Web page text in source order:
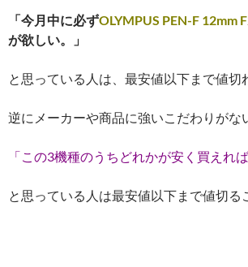
「今月中に必ずOLYMPUS PEN-F 12mm
が欲しい。」
と思っている人は、最安値以下まで値切
逆にメーカーや商品に強いこだわりがな
「この3機種のうちどれかが安く買えれ
と思っている人は最安値以下まで値切る